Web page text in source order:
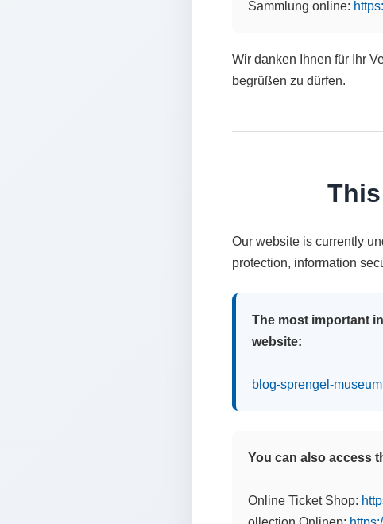
Sammlung online:
Wir danken Ihnen für Ihr
begrüßen zu dürfen.
Our website is currently
protection, information
The most important
website:
blog-sprengel-
You can also access
Online Ticket Shop: